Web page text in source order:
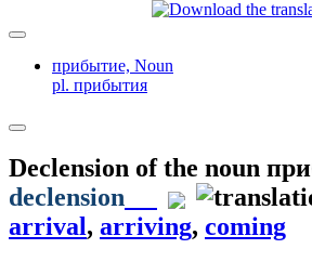
прибытие, Noun
pl. прибытия
Declension of the noun
declension
arrival, arriving, coming